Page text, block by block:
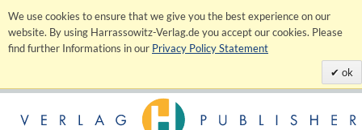
We use cookies to ensure that we give you the best experience on our
website. By using Harrassowitz-Verlag.de you accept our cookies. Please
find further Informations in our Privacy Policy Statement
ok